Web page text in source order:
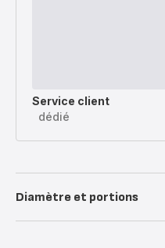
Service client
dédié
Diamètre et portions